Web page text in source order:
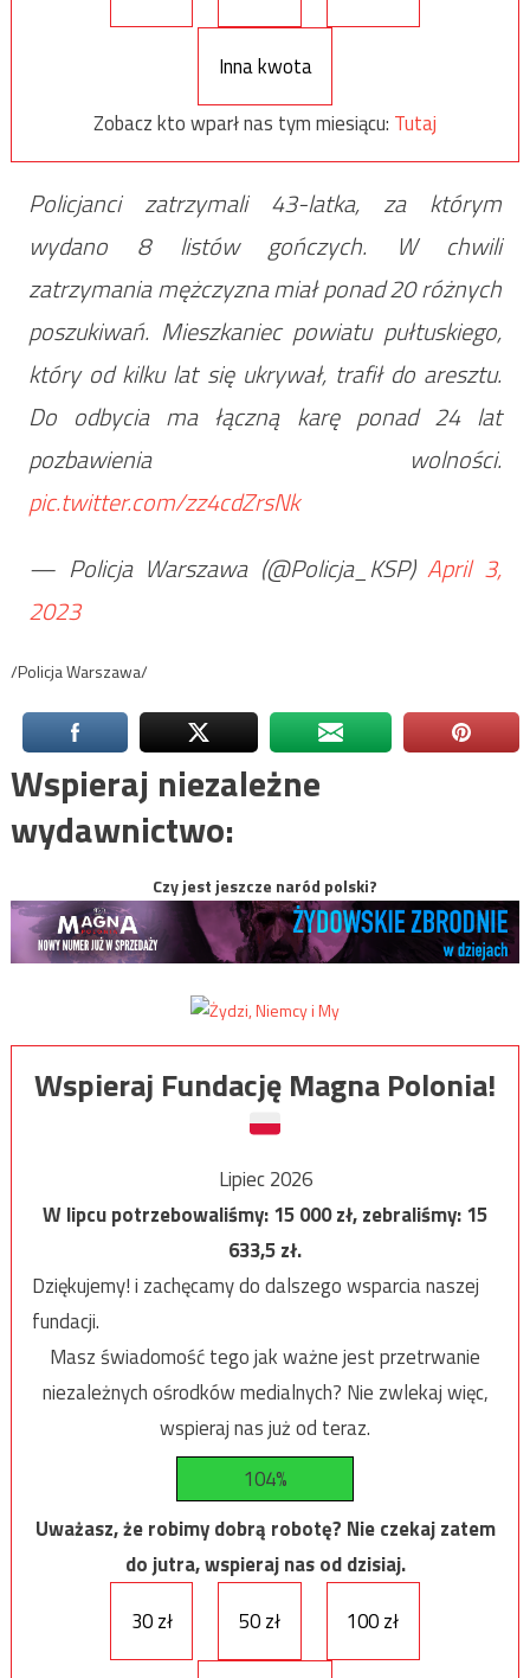
Inna kwota
Zobacz kto wparł nas tym miesiącu: Tutaj
Policjanci zatrzymali 43-latka, za którym
wydano 8 listów gończych. W chwili
zatrzymania mężczyzna miał ponad 20 różnych
poszukiwań. Mieszkaniec powiatu pułtuskiego,
który od kilku lat się ukrywał, trafił do aresztu.
Do odbycia ma łączną karę ponad 24 lat
pozbawienia wolności.
pic.twitter.com/zz4cdZrsNk
— Policja Warszawa (@Policja_KSP)April 3,
2023
/Policja Warszawa/
Wspieraj niezależne
wydawnictwo:
Czy jest jeszcze naród polski?
Wspieraj Fundację Magna Polonia!
Lipiec 2026
W lipcu potrzebowaliśmy:15 000zł, zebraliśmy:15
633,5zł.
Dziękujemy! i zachęcamy do dalszego wsparcia naszej
fundacji.
Masz świadomość tego jak ważne jest przetrwanie
niezależnych ośrodków medialnych? Nie zwlekaj więc,
wspieraj nas już od teraz.
104%
Uważasz, że robimy dobrą robotę? Nie czekaj zatem
do jutra, wspieraj nas od dzisiaj.
30 zł
50 zł 100 zł